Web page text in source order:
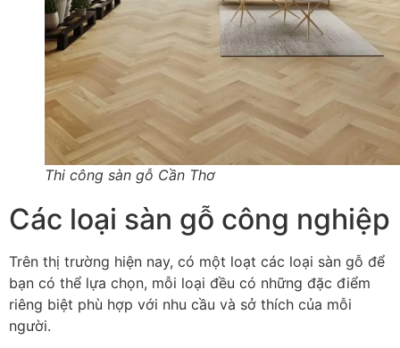
Thi công sàn gỗ Cần Thơ
Các loại sàn gỗ công nghiệp
Trên thị trường hiện nay, có một loạt các loại sàn gỗ để
bạn có thể lựa chọn, mỗi loại đều có những đặc điểm
riêng biệt phù hợp với nhu cầu và sở thích của mỗi
người.